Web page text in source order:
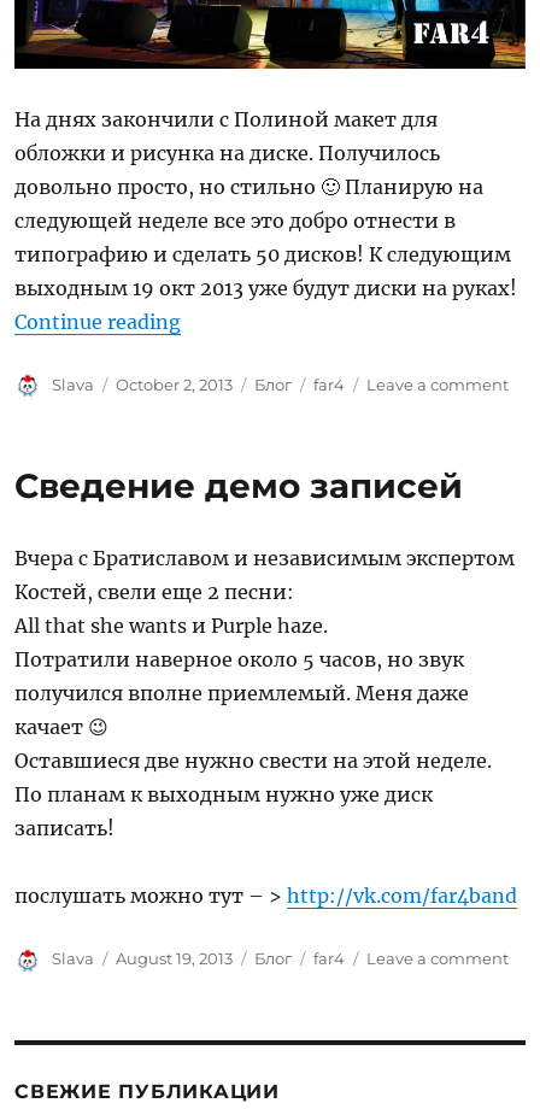
На днях закончили с Полиной макет для
обложки и рисунка на диске. Получилось
довольно просто, но стильно 🙂 Планирую на
следующей неделе все это добро отнести в
типографию и сделать 50 дисков! К следующим
выходным 19 окт 2013 уже будут диски на руках!
Continue reading“Far4 Demo CD скоро ;)”
Author
Slava
Posted
October 2, 2013 Categories
Блог Tags
far4 Leave a commenton
Сведение демо записей
Вчера с Братиславом и независимым экспертом
Костей, свели еще 2 песни:
All that she wants и Purple haze.
Потратили наверное около 5 часов, но звук
получился вполне приемлемый. Меня даже
качает 😉
Оставшиеся две нужно свести на этой неделе.
По планам к выходным нужно уже диск
записать!
послушать можно тут – >http://vk.com/far4band
Author
Slava
Posted
August 19, 2013 Categories
Блог Tags
far4 Leave a commenton
СВЕЖИЕ ПУБЛИКАЦИИ